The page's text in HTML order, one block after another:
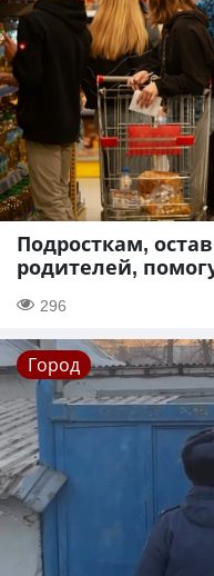
Подросткам,
родителей,
296
Город